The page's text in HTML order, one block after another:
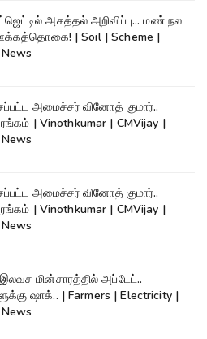
அசத்தல் அறிவிப்பு... மண் நல
| Soil | Scheme |
அமைச்சர் வினோத் குமார்..
| Vinothkumar | CMVijay |
அமைச்சர் வினோத் குமார்..
| Vinothkumar | CMVijay |
மின்சாரத்தில் அப்டேட்..
ஷாக்.. | Farmers | Electricity |